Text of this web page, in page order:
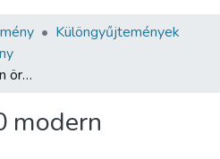
Különgyűjtemények
42 telken 1780 modern öröklakás
modern